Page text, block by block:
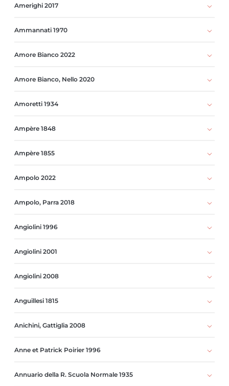
Amerighi 2017
Ammannati 1970
Amore Bianco 2022
Amore Bianco, Nello 2020
Amoretti 1934
Ampère 1848
Ampère 1855
Ampolo 2022
Ampolo, Parra 2018
Angiolini 1996
Angiolini 2001
Angiolini 2008
Anguillesi 1815
Anichini, Gattiglia 2008
Anne et Patrick Poirier 1996
Annuario della R. Scuola Normale 1935